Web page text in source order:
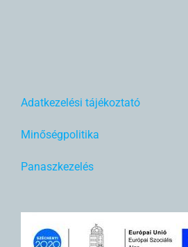
Adatkezelési tájékoztató
Minőségpolitika
Panaszkezelés